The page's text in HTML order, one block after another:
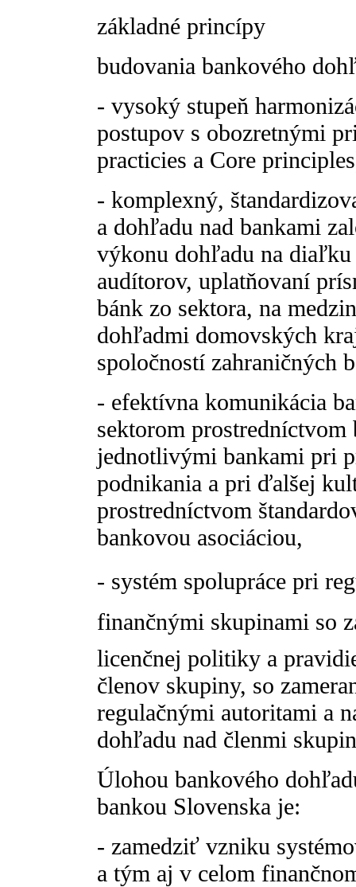
základné princípy
budovania bankového
- vysoký stupeň
postupov s obozretnými
practicies a Core
- komplexný,
a dohľadu nad bankami
výkonu dohľadu na diaľku
audítorov, uplatňovaní
bánk zo sektora, na
dohľadmi domovských
spoločností zahraničných
- efektívna komunikácia
sektorom prostredníctvom
jednotlivými bankami pri
podnikania a pri ďalšej
prostredníctvom
bankovou asociáciou,
- systém spolupráce pri
finančnými skupinami so
licenčnej politiky a
členov skupiny, so
regulačnými autoritami a
dohľadu nad členmi
Úlohou bankového
bankou Slovenska je:
- zamedziť vzniku
a tým aj v celom